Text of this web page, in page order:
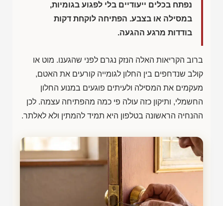
נפתח בכלים ייעודיים בלי לפגוע בגומיות,
במסילה או בצבע. הפתיחה לוקחת דקות
בודדות מרגע ההגעה.
ברוב הקריאות האלה הנזק נגרם לפני שהגענו. מוט או
קולב שנדחפים בין החלון לגומייה קורעים את האטם,
מעקמים את המסילה ולעיתים פוגעים במנוע החלון
החשמלי, ותיקון כזה עולה פי כמה מהפתיחה עצמה. לכן
ההנחיה הראשונה בטלפון היא תמיד להמתין ולא לאלתר.